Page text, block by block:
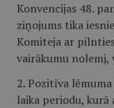
Konvencijas 48.
ziņojums tika
Komiteja ar
vairākumu nolemj,
2. Pozitīva
laika periodu,